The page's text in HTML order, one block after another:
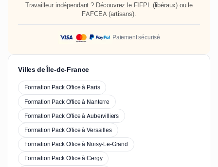
Travailleur indépendant ? Découvrez le FIFPL(libéraux) ou le
FAFCEA (artisans).
Paiement sécurisé
Villes de Île-de-France
Formation Pack Office à Paris
Formation Pack Office à Nanterre
Formation Pack Office à Aubervilliers
Formation Pack Office à Versailles
Formation Pack Office à Noisy-Le-Grand
Formation Pack Office à Cergy